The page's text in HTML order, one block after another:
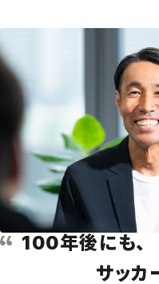
100年後にも、
サッカ